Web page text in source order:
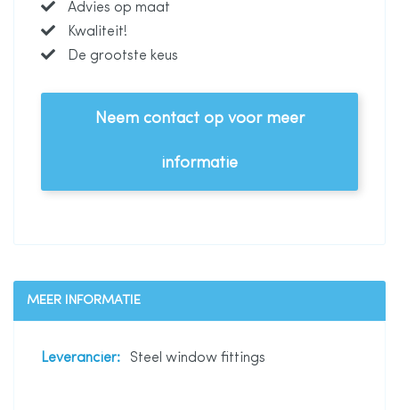
Advies op maat
Kwaliteit!
De grootste keus
Neem contact op voor meer
informatie
MEER INFORMATIE
Meer
Steel window fittings